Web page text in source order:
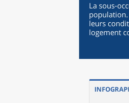
La
leurs
logement